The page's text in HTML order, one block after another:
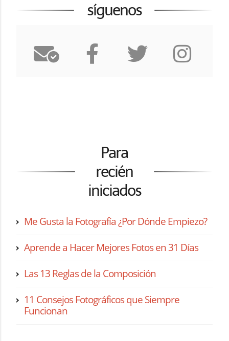
síguenos
Para
recién
iniciados
Me Gusta la Fotografía ¿Por Dónde Empiezo?
Aprende a Hacer Mejores Fotos en 31 Días
Las 13 Reglas de la Composición
11 Consejos Fotográficos que Siempre
Funcionan